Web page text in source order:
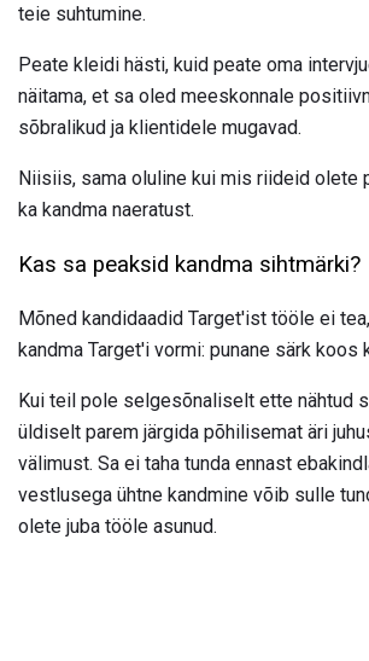
teie suhtumine.
Peate kleidi hästi, kuid peate oma
näitama, et sa oled meeskonnale
sõbralikud ja klientidele mugavad.
Niisiis, sama oluline kui mis riideid olete
ka kandma naeratust.
Kas sa peaksid kandma sihtmärki?
Mõned kandidaadid Target'ist tööle ei
kandma Target'i vormi: punane särk koos
Kui teil pole selgesõnaliselt ette nähtud
üldiselt parem järgida põhilisemat äri
välimust. Sa ei taha tunda ennast
vestlusega ühtne kandmine võib sulle
olete juba tööle asunud.